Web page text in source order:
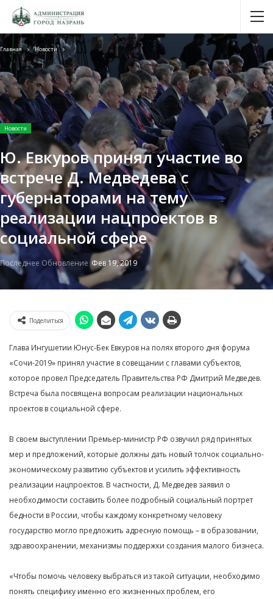
Главная Новости
Новости
Ю. Евкуров принял участие во
встрече Д. Медведева с
губернаторами на тему
реализации нацпроектов в
социальной сфере
Последнее ОбновлениеФев 19, 2019
Поделиться
Глава Ингушетии Юнус-Бек Евкуров на полях второго дня форума
«Сочи-2019» принял участие в совещании с главами субъектов,
которое провел Председатель Правительства РФ Дмитрий Медведев.
Встреча была посвящена вопросам реализации национальных
проектов в социальной сфере.
В своем выступлении Премьер-министр РФ озвучил ряд принятых
мер и предложений, которые должны дать новый толчок социально-
экономическому развитию субъектов и усилить эффективность
реализации нацпроектов. В частности, Д. Медведев заявил о
необходимости составить более подробный социальный портрет
бедности в России, чтобы каждому конкретному человеку
государство могло предложить адресную помощь – в образовании,
здравоохранении, механизмы поддержки создания малого бизнеса.
«Чтобы помочь человеку выбраться из такой ситуации, необходимо
понять специфику именно его жизненных проблем, его